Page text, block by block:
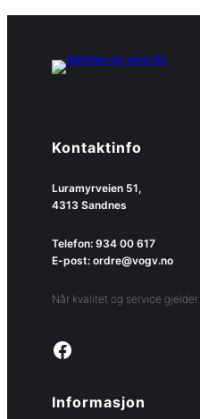
Kontaktinfo
Luramyrveien 51,
4313 Sandnes
Telefon: 934 00 617
E-post: ordre@vogv.no
Når kvalitet og service gjelder.
Link to facebook page
Informasjon